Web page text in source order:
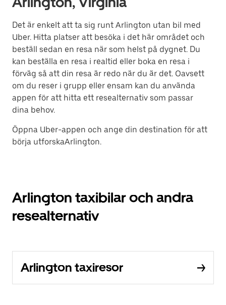
Det är enkelt att ta sig runt Arlington utan bil med
Uber. Hitta platser att besöka i det här området och
beställ sedan en resa när som helst på dygnet. Du
kan beställa en resa i realtid eller boka en resa i
förväg så att din resa är redo när du är det. Oavsett
om du reser i grupp eller ensam kan du använda
appen för att hitta ett resealternativ som passar
dina behov.
Öppna Uber-appen och ange din destination för att
börja utforskaArlington.
Arlington taxibilar och andra
resealternativ
Arlington taxiresor